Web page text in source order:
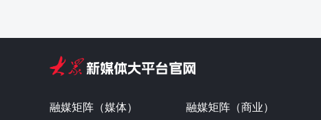
融媒矩阵（媒体） 融媒矩阵（商业）